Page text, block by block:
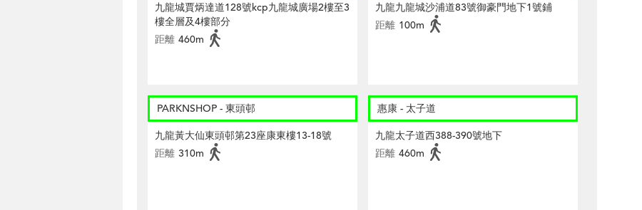
九龍城賈炳達道128號kcp九龍城廣場2樓至3
樓全層及4樓部分
距離 460m
九龍九龍城沙浦道83號御豪門地下1號鋪
距離 100m
PARKNSHOP - 東頭邨
九龍黃大仙東頭邨第23座康東樓13-18號
距離 310m
惠康 - 太子道
九龍太子道西388-390號地下
距離 460m